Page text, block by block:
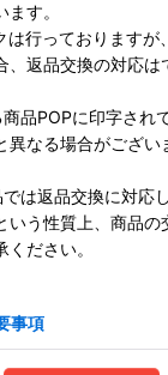
す。
行っておりますが
、返品交換の対応は
品POPに印字され
なる場合がござい
は返品交換に対応
いう性質上、商品
ださい。
事項